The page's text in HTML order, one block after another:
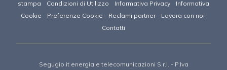
stampa
Condizioni di Utilizzo Informativa Privacy
Informativa
Cookie
Preferenze Cookie Reclami partner
Lavora con noi
Contatti
Segugio.it energia e telecomunicazioni S.r.l. - P.Iva